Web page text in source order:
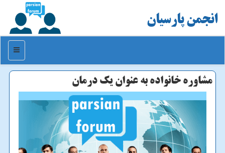
انجمن پارسیان
منو
مشاوره خانواده به عنوان یك درمان